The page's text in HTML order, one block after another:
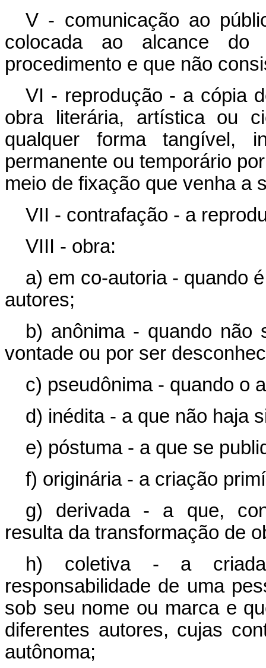
V - comunicação ao
colocada ao alcance
procedimento e que não
VI - reprodução - a cópia
obra literária, artística ou
qualquer forma tangível,
permanente ou temporário
meio de fixação que venha a
VII - contrafação - a
VIII - obra:
a) em co-autoria - quando
autores;
b) anônima - quando
vontade ou por ser
c) pseudônima - quando o
d) inédita - a que não haja
e) póstuma - a que se
f) originária - a criação
g) derivada - a que,
resulta da transformação de
h) coletiva - a criada
responsabilidade de uma
sob seu nome ou marca e
diferentes autores, cujas
autônoma;